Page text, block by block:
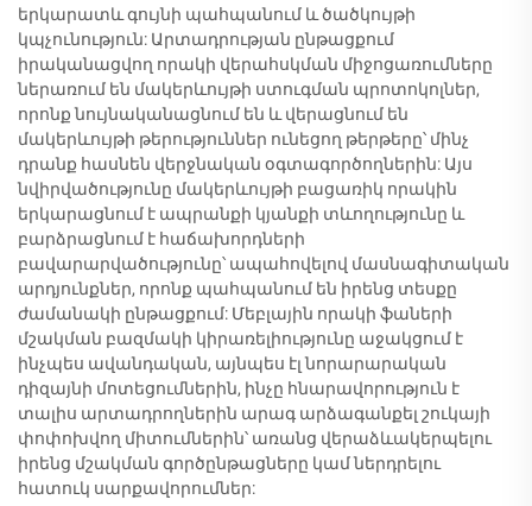
երկարատև գույնի պահպանում և ծածկույթի
կպչունություն: Արտադրության ընթացքում
իրականացվող որակի վերահսկման միջոցառումները
ներառում են մակերևույթի ստուգման պրոտոկոլներ,
որոնք նույնականացնում են և վերացնում են
մակերևույթի թերություններ ունեցող թերթերը՝ մինչ
դրանք հասնեն վերջնական օգտագործողներին: Այս
նվիրվածությունը մակերևույթի բացառիկ որակին
երկարացնում է ապրանքի կյանքի տևողությունը և
բարձրացնում է հաճախորդների
բավարարվածությունը՝ ապահովելով մասնագիտական
արդյունքներ, որոնք պահպանում են իրենց տեսքը
ժամանակի ընթացքում: Մեբլային որակի ֆաների
մշակման բազմակի կիրառելիությունը աջակցում է
ինչպես ավանդական, այնպես էլ նորարարական
դիզայնի մոտեցումներին, ինչը հնարավորություն է
տալիս արտադրողներին արագ արձագանքել շուկայի
փոփոխվող միտումներին՝ առանց վերաձևակերպելու
իրենց մշակման գործընթացները կամ ներդրելու
հատուկ սարքավորումներ: